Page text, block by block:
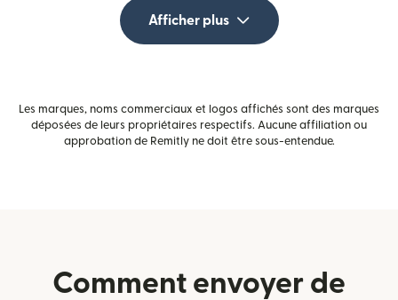
Afficher plus
Les marques, noms commerciaux et logos affichés sont des marques
déposées de leurs propriétaires respectifs. Aucune affiliation ou
approbation de Remitly ne doit être sous-entendue.
Comment envoyer de